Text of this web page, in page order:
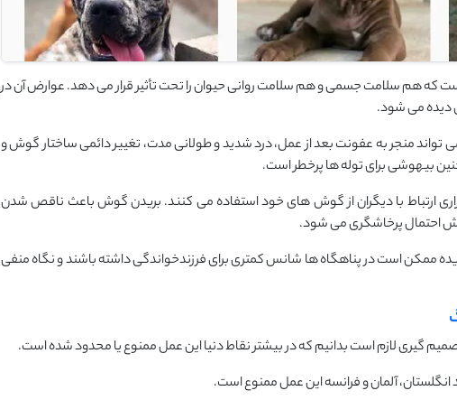
هم سلامت جسمی و هم سلامت روانی حیوان را تحت تأثیر قرار می دهد. عوارض آن در
دیده می شود.
منجر به عفونت بعد از عمل، درد شدید و طولانی مدت، تغییر دائمی ساختار گوش و
بیهوشی برای توله ها پرخطر است.
ارتباط با دیگران از گوش های خود استفاده می کنند. بریدن گوش باعث ناقص شدن
احتمال پرخاشگری می شود.
است در پناهگاه ها شانس کمتری برای فرزندخواندگی داشته باشند و نگاه منفی
گیری لازم است بدانیم که در بیشتر نقاط دنیا این عمل ممنوع یا محدود شده است.
انگلستان، آلمان و فرانسه این عمل ممنوع است.